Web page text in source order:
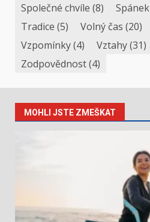
Společné chvíle (8) Spánek
Tradice (5) Volný čas (20)
Vzpomínky(4) Vztahy(31)
Zodpovědnost(4)
MOHLI JSTE ZMEŠKAT